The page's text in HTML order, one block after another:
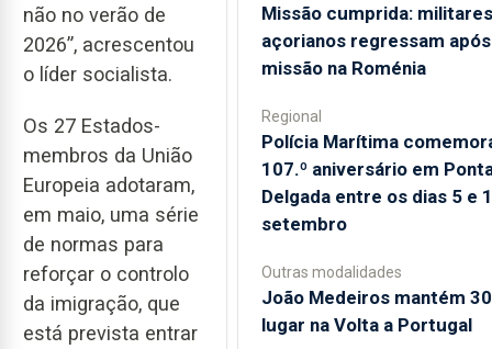
não no verão de
2026”, acrescentou
o líder socialista.
Os 27 Estados-
membros da União
Europeia adotaram,
em maio, uma série
de normas para
reforçar o controlo
da imigração, que
está prevista entrar
Missão cumprida: militares
açorianos regressam após
missão na Roménia
Regional
Polícia Marítima
107.º aniversário em
Delgada entre os dias 5 e
setembro
Outras modalidades
João Medeiros mantém
lugar na Volta a Portugal